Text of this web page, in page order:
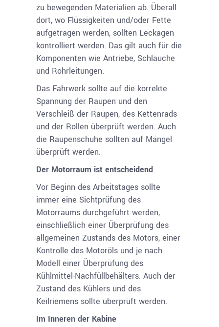
zu bewegenden Materialien ab. Überall
dort, wo Flüssigkeiten und/oder Fette
aufgetragen werden, sollten Leckagen
kontrolliert werden. Das gilt auch für die
Komponenten wie Antriebe, Schläuche
und Rohrleitungen.
Das Fahrwerk sollte auf die korrekte
Spannung der Raupen und den
Verschleiß der Raupen, des Kettenrads
und der Rollen überprüft werden. Auch
die Raupenschuhe sollten auf Mängel
überprüft werden.
Der Motorraum ist entscheidend
Vor Beginn des Arbeitstages sollte
immer eine Sichtprüfung des
Motorraums durchgeführt werden,
einschließlich einer Überprüfung des
allgemeinen Zustands des Motors, einer
Kontrolle des Motoröls und je nach
Modell einer Überprüfung des
Kühlmittel-Nachfüllbehälters. Auch der
Zustand des Kühlers und des
Keilriemens sollte überprüft werden.
Im Inneren der Kabine